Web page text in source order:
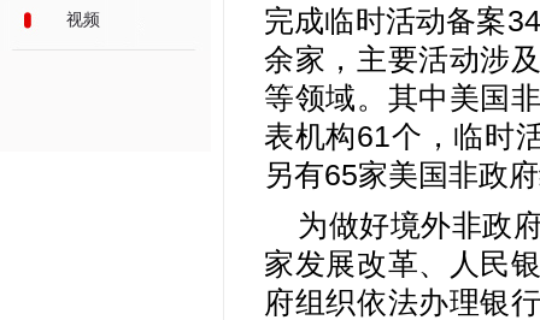
视频
完成临时活动备案
余家，主要活动涉
等领域。其中美国
表机构61个，临时
另有65家美国非政
为做好境外非政
家发展改革、人民
府组织依法办理银